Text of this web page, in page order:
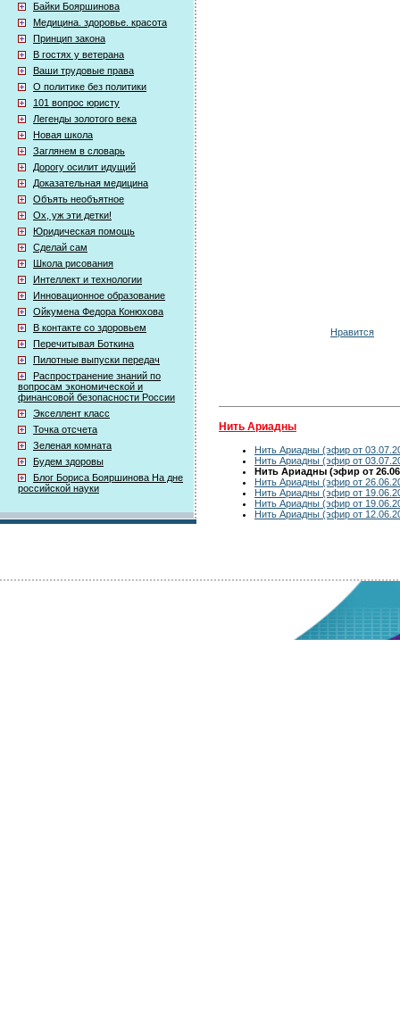
Байки Бояршинова
Медицина. здоровье. красота
Принцип закона
В гостях у ветерана
Ваши трудовые права
О политике без политики
101 вопрос юристу
Легенды золотого века
Новая школа
Заглянем в словарь
Дорогу осилит идущий
Доказательная медицина
Объять необъятное
Ох, уж эти детки!
Юридическая помощь
Сделай сам
Школа рисования
Интеллект и технологии
Инновационное образование
Ойкумена Федора Конюхова
В контакте со здоровьем
Перечитывая Боткина
Пилотные выпуски передач
Распространение знаний по
вопросам экономической и
финансовой безопасности России
Экселлент класс
Точка отсчета
Зеленая комната
Будем здоровы
Блог Бориса Бояршинова На дне
российской науки
Нравится
Нить Ариадны
Нить Ариадны (эфир от
Нить Ариадны (эфир от
Нить Ариадны (эфир от
Нить Ариадны (эфир от
Нить Ариадны (эфир от
Нить Ариадны (эфир от
Нить Ариадны (эфир от